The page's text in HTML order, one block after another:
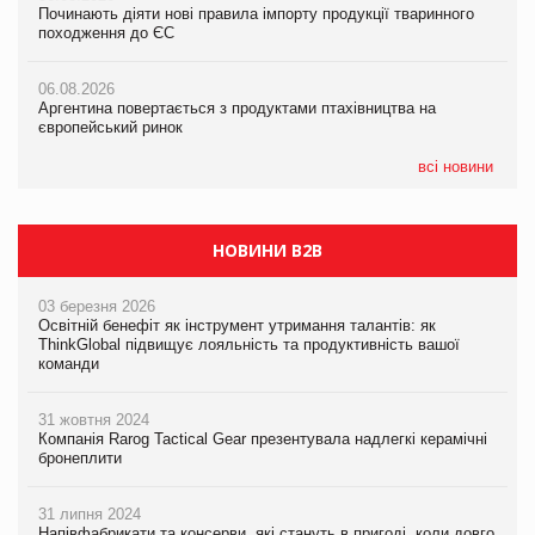
Починають діяти нові правила імпорту продукції тваринного
походження до ЄС
06.08.2026
Аргентина повертається з продуктами птахівництва на
європейський ринок
всі новини
ударів по українському бізнесу за час повномасштабної війни
Смачне поповнення дитячого меню: у VARUS з’явилися
новинки від ТМ ТОКЕРИ
Починають діяти нові правила імпорту продукції тваринного
походження до ЄС
06.08.2026
Аргентина повертається з продуктами птахівництва на
європейський ринок
НОВИНИ B2B
03 березня 2026
Освітній бенефіт як інструмент утримання талантів: як
ThinkGlobal підвищує лояльність та продуктивність вашої
команди
31 жовтня 2024
Компанія Rarog Tactical Gear презентувала надлегкі керамічні
бронеплити
31 липня 2024